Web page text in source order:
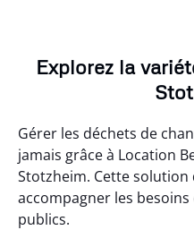
Explorez la
Gérer les déchets de
jamais grâce à Location
Stotzheim. Cette
accompagner les
publics.